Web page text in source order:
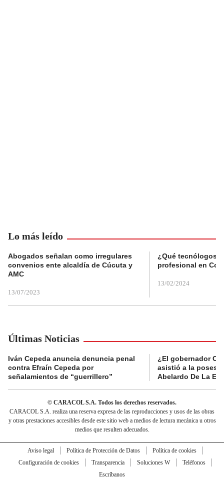
Lo más leído
Abogados señalan como irregulares
convenios ente alcaldía de Cúcuta y
AMC
13/07/2023
¿Qué tecnólogos
profesional en
13/02/2024
Últimas Noticias
Iván Cepeda anuncia denuncia penal
contra Efraín Cepeda por
señalamientos de “guerrillero”
¿El gobernador
asistió a la
Abelardo De La
© CARACOL S.A. Todos los derechos reservados.
CARACOL S.A. realiza una reserva expresa de las reproducciones y usos de las obras
y otras prestaciones accesibles desde este sitio web a medios de lectura mecánica u otros
medios que resulten adecuados.
Aviso legal Política de Protección de Datos
Política de cookies
Configuración de cookies
Transparencia Soluciones W
Teléfonos
Escríbanos